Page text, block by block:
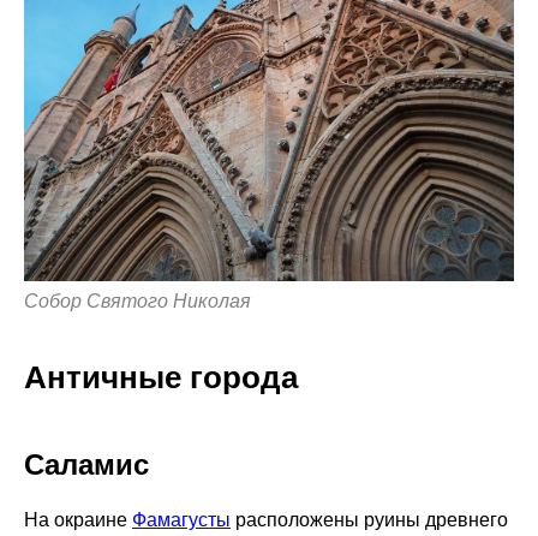
Собор Святого Николая
Античные города
Саламис
На окраине Фамагусты расположены руины древнего